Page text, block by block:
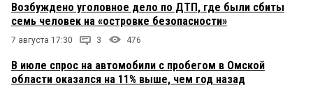
Возбуждено уголовное дело по ДТП, где были сбиты
семь человек на «островке безопасности»
7 августа 17:30 3 476
В июле спрос на автомобили с пробегом в Омской
области оказался на 11% выше, чем год назад